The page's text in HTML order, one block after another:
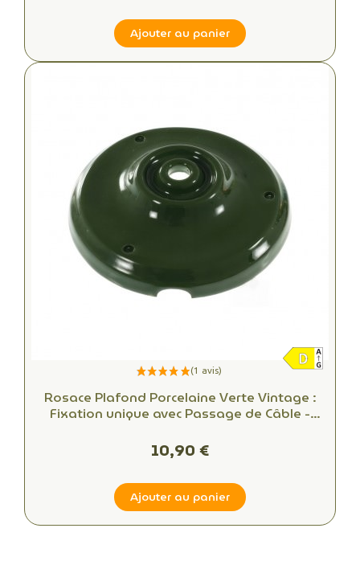
Ajouter au panier
Rosace Plafond Porcelaine Verte Vintage :
Fixation unique avec Passage de Câble -
10,90 €
Ajouter au panier